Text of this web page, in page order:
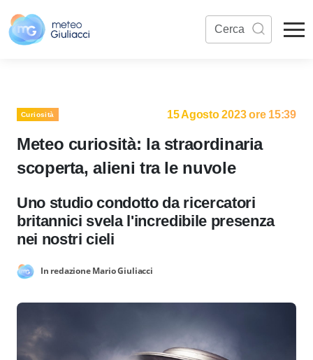
Curiosità 15 Agosto 2023 ore 15:39
Meteo curiosità: la straordinaria
scoperta, alieni tra le nuvole
Uno studio condotto da ricercatori
britannici svela l'incredibile presenza
nei nostri cieli
In redazione Mario Giuliacci